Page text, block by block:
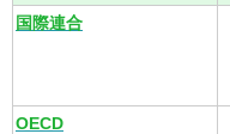
国際連合
OECD